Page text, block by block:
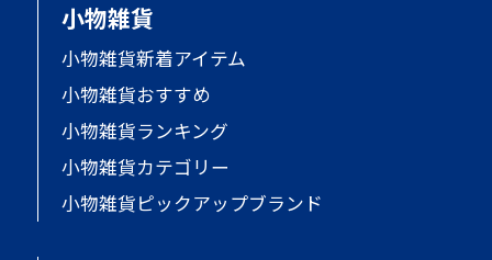
小物雑貨
小物雑貨新着アイテム
小物雑貨おすすめ
小物雑貨ランキング
小物雑貨カテゴリー
小物雑貨ピックアップブランド